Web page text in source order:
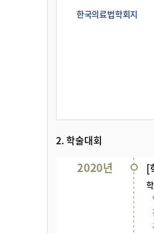
한국의료법학회지
2. 학술대회
학회연혁및활동
2020년 [